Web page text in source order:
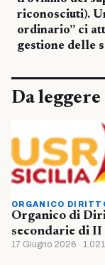
riconosciuti).
ordinario” ci
gestione delle
Da leggere
ORGANICO
Organico di
secondarie di
17 Giugno 2026 ·